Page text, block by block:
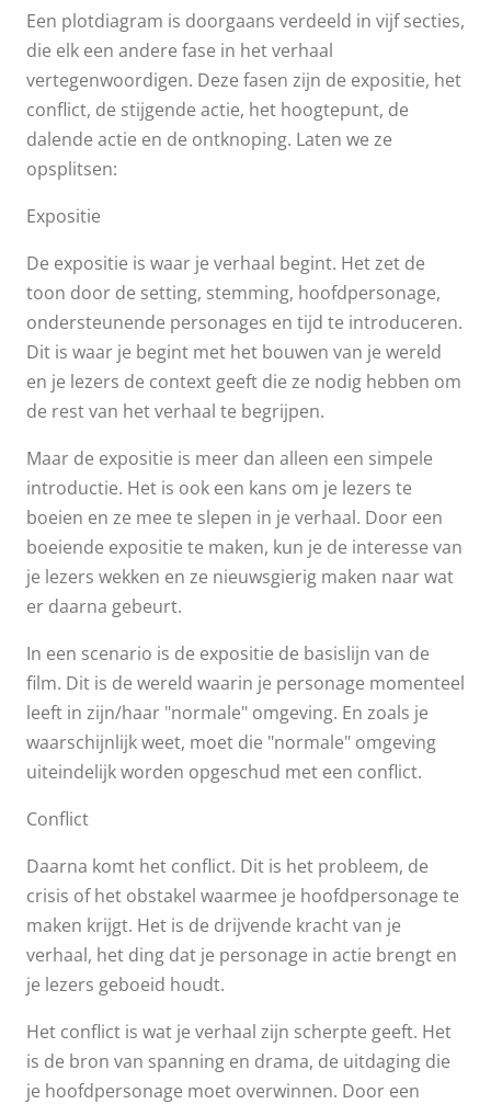
Een plotdiagram is doorgaans verdeeld in vijf secties,
die elk een andere fase in het verhaal
vertegenwoordigen. Deze fasen zijn de expositie, het
conflict, de stijgende actie, het hoogtepunt, de
dalende actie en de ontknoping. Laten we ze
opsplitsen:
Expositie
De expositie is waar je verhaal begint. Het zet de
toon door de setting, stemming, hoofdpersonage,
ondersteunende personages en tijd te introduceren.
Dit is waar je begint met het bouwen van je wereld
en je lezers de context geeft die ze nodig hebben om
de rest van het verhaal te begrijpen.
Maar de expositie is meer dan alleen een simpele
introductie. Het is ook een kans om je lezers te
boeien en ze mee te slepen in je verhaal. Door een
boeiende expositie te maken, kun je de interesse van
je lezers wekken en ze nieuwsgierig maken naar wat
er daarna gebeurt.
In een scenario is de expositie de basislijn van de
film. Dit is de wereld waarin je personage momenteel
leeft in zijn/haar "normale" omgeving. En zoals je
waarschijnlijk weet, moet die "normale" omgeving
uiteindelijk worden opgeschud met een conflict.
Conflict
Daarna komt het conflict. Dit is het probleem, de
crisis of het obstakel waarmee je hoofdpersonage te
maken krijgt. Het is de drijvende kracht van je
verhaal, het ding dat je personage in actie brengt en
je lezers geboeid houdt.
Het conflict is wat je verhaal zijn scherpte geeft. Het
is de bron van spanning en drama, de uitdaging die
je hoofdpersonage moet overwinnen. Door een